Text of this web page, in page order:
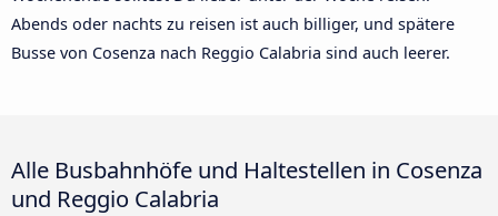
Abends oder nachts zu reisen ist auch billiger, und spätere
Busse von Cosenza nach Reggio Calabria sind auch leerer.
Alle Busbahnhöfe und Haltestellen in Cosenza
und Reggio Calabria